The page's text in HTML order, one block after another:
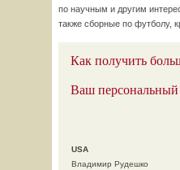
по научным и другим
также сборные по футболу,
Как получить
Ваш
USA
Владимир Рудешко